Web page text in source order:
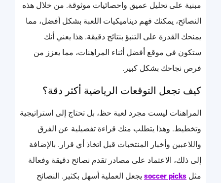
مبنية على تحليل عميق واحصائيات موثوقة. من خلال هذه
النصائح، يمكنك فهم ديناميكيات اللعبة بشكل أفضل، مما
يمنحك القدرة على التنبؤ بنتائج دقيقة. هذا يعني أنك
ستكون في موقع أفضل أثناء المراهنات، مما يعزز من
فرص نجاحك بشكل كبير.
كيف تجعل التوقعات الرياضية أكثر دقة؟
المراهنات ليست مجرد لعبة حظ، بل تحتاج إلى استراتيجية
وتخطيط. وهذا يتطلب منك قراءة تفصيلية عن الفرق
واللاعبين وأخبار المنتخبات قبل اتخاذ أي قرار. بالإضافة
إلى ذلك، الاعتماد على مصادر تقدم نصائح دقيقة وفعالة
مثل soccer picks يجعل العملية أسهل بكثير. النصائح